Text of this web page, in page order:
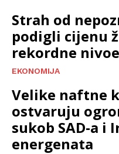
Strah od
podigli cijenu
rekordne nivoe
EKONOMIJA
Velike naftne
ostvaruju
sukob SAD-a i
energenata